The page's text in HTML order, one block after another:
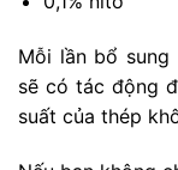
Mỗi lần bổ sung
sẽ có tác động
suất của thép